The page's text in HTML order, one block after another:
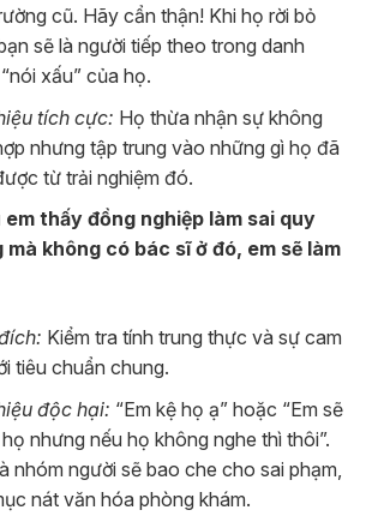
cũ. Hãy cẩn thận! Khi họ rời bỏ
sẽ là người tiếp theo trong danh
xấu” của họ.
tích cực: Họ thừa nhận sự không
nhưng tập trung vào những gì họ đã
từ trải nghiệm đó.
em thấy đồng nghiệp làm sai quy
không có bác sĩ ở đó, em sẽ làm
Kiểm tra tính trung thực và sự cam
tiêu chuẩn chung.
độc hại: “Em kệ họ ạ” hoặc “Em sẽ
nhưng nếu họ không nghe thì thôi”.
nhóm người sẽ bao che cho sai phạm,
nát văn hóa phòng khám.